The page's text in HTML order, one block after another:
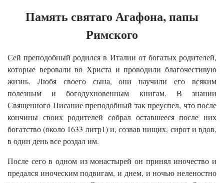
Память святаго Агафона, папы
Римского
Сей преподобный родился в Италии от богатых родителей,
которые веровали во Христа и проводили благочестивую
жизнь. Любя своего сына, они научили его всяким
полезным и богодухновенным книгам. В знании
Священного Писание пре­подобный так преуспел, что после
кончины своих родителей собрал оставшееся после них
богатство (около 1633 литр1) и, созвав нищих, сирот и вдов,
в один день все роздал им.
После сего в одном из монастырей он принял иночество и
предался иноческим подвигам, и днем, и ночью неленостно